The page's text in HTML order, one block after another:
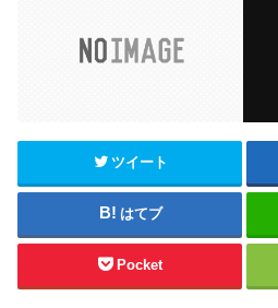
ツイート
はてブ
Pocket